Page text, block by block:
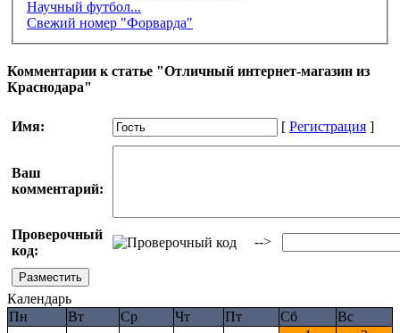
Научный футбол...
Свежий номер "Форварда"
Комментарии к статье "Отличный интернет-магазин из
Краснодара"
Имя: [ Регистрация ]
Ваш
комментарий:
Проверочный
код:
-->
Календарь
Пн
Вт Ср Чт Пт Сб
Вс